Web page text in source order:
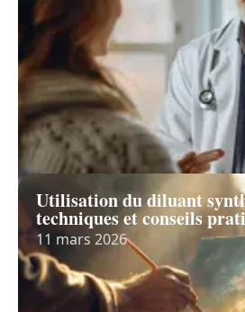
Utilisation du diluant
techniques et conseils
11 mars 2026